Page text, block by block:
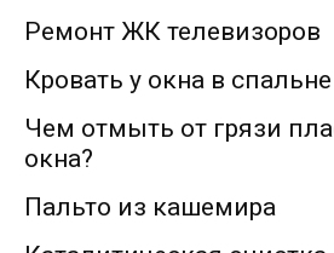
Ремонт ЖК телевизоров
Кровать у окна в
Чем отмыть от грязи
окна?
Пальто из кашемира